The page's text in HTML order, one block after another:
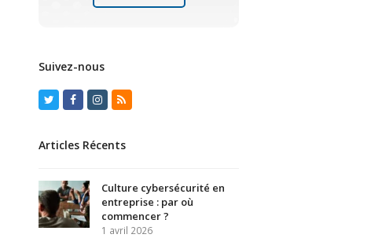
Suivez-nous
TwitterFacebook
Instagram
RSS
Articles Récents
Culture cybersécurité en
entreprise : par où
commencer ?
1 avril 2026